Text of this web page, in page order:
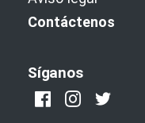
Contáctenos
Síganos